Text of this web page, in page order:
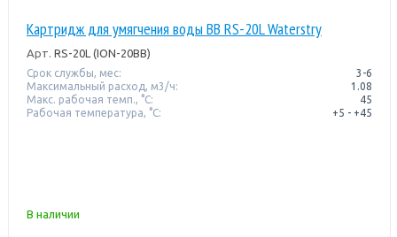
Картридж для умягчения воды BB RS-20L Waterstry
Арт. RS-20L (ION-20BB)
Срок службы, мес:
3-6
Максимальный расход, м3/ч:
1.08
Макс. рабочая темп., °С:
45
Рабочая температура, °C:
+5 - +45
В наличии